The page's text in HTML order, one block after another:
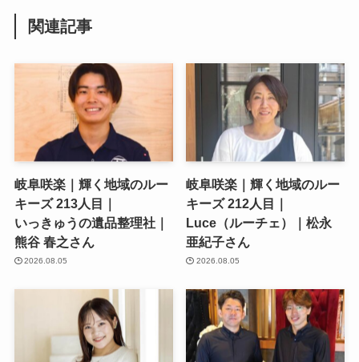
関連記事
岐阜咲楽｜輝く地域のルー
キーズ 213人目｜
いっきゅうの遺品整理社｜
熊谷 春之さん
2026.08.05
岐阜咲楽｜輝く地域のルー
キーズ 212人目｜
Luce（ルーチェ）｜松永
亜紀子さん
2026.08.05